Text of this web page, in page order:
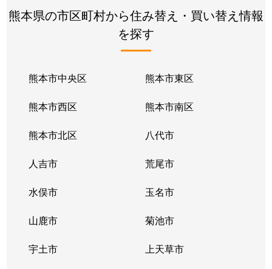
熊本県の市区町村から住み替え・買い替え情報
を探す
熊本市中央区 熊本市東区
熊本市西区 熊本市南区
熊本市北区 八代市
人吉市 荒尾市
水俣市 玉名市
山鹿市 菊池市
宇土市 上天草市